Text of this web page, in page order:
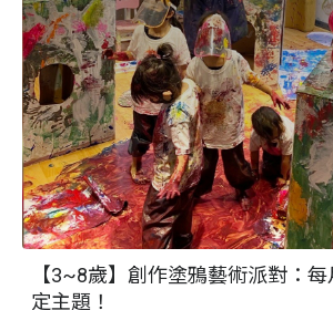
【3~8歲】創作塗鴉藝術派對：
定主題！